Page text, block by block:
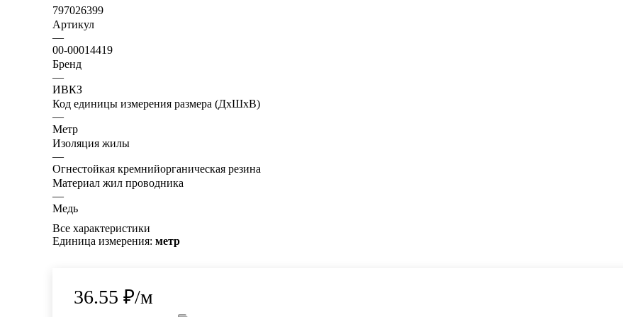
797026399
Артикул
—
00-00014419
Бренд
—
ИВКЗ
Код единицы измерения размера (ДхШхВ)
—
Метр
Изоляция жилы
—
Огнестойкая кремнийорганическая резина
Материал жил проводника
—
Медь
Все характеристики
Единица измерения: метр
36.55 ₽/м